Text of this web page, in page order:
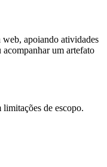
apoiando atividades
um artefato
de escopo.